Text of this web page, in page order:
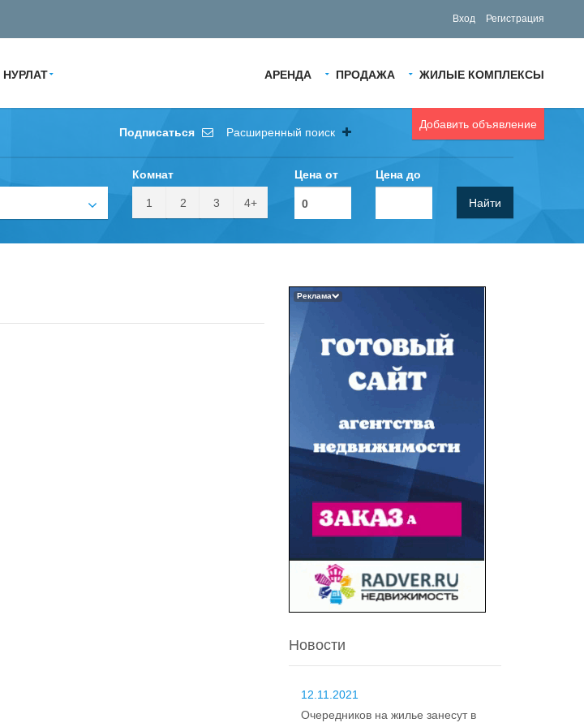
Вход Регистрация
АРЕНДА ПРОДАЖА ЖИЛЫЕ КОМПЛЕКСЫ
НУРЛАТ
Добавить объявление
Подписаться Расширенный поиск
Комнат
1 2 3 4+
Цена от Цена до
Найти
Реклама
Новости
12.11.2021
Очередников на жилье занесут в